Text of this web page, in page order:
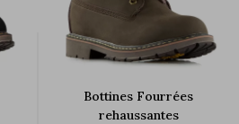
Bottines Fourrées
rehaussantes